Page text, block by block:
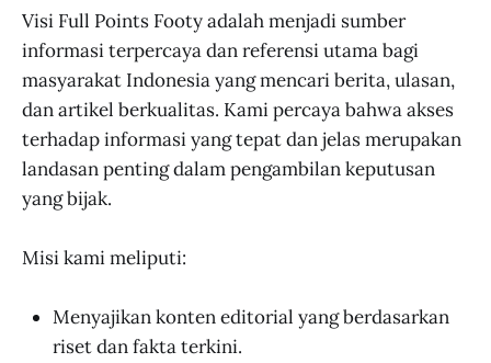
Visi Full Points Footy adalah menjadi sumber
informasi terpercaya dan referensi utama bagi
masyarakat Indonesia yang mencari berita, ulasan,
dan artikel berkualitas. Kami percaya bahwa akses
terhadap informasi yang tepat dan jelas merupakan
landasan penting dalam pengambilan keputusan
yang bijak.
Misi kami meliputi:
Menyajikan konten editorial yang berdasarkan
riset dan fakta terkini.